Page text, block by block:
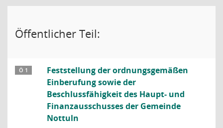
Öffentlicher Teil:
Ö 1
Feststellung der ordnungsgemäßen
Einberufung sowie der
Beschlussfähigkeit des Haupt- und
Finanzausschusses der Gemeinde
Nottuln